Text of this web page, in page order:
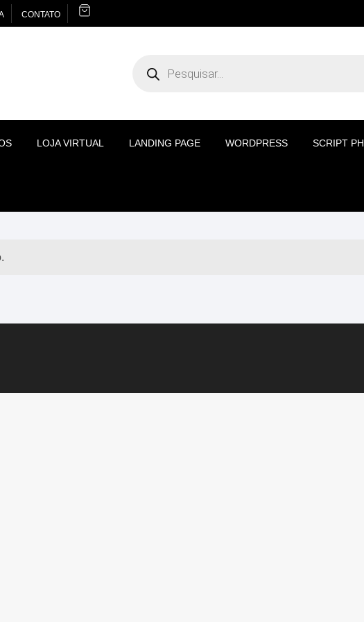
CONTATO
produtos
LOJA VIRTUAL LANDING PAGE WORDPRESS SCRIPT